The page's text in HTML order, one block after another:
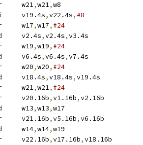
	eor	w21
,w21,w8
	sli	v19.4s
,v22.4s, #8
	ror	w17
,w17, #24
	add	v2.4s
,v2.4s,v3.4s
	ror	w19
,w19, #24
	add	v6.4s
,v6.4s,v7.4s
	ror	w20
,w20, #24
	add	v18.4s
,v18.4s,v19.4s
	ror	w21
,w21, #24
	eor	v20.16b
,v1.16b,v2.16b
	add	w13
,w13,w17
	eor	v21.16b
,v5.16b,v6.16b
	add	w14
,w14,w19
	eor	v22.16b
,v17.16b,v18.16b